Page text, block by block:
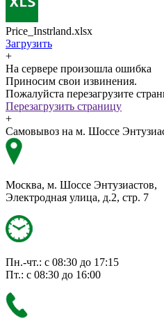
Price_Instrland.xlsx
Загрузить
+
На сервере произошла ошибка
Приносим свои извинения.
Пожалуйста перезагрузите
Перезагрузить страницу
+
Самовывоз на м. Шоссе
Москва, м. Шоссе Энтузиастов,
Электродная улица, д.2, стр. 7
Пн.-чт.: с 08:30 до 17:15
Пт.: с 08:30 до 16:00